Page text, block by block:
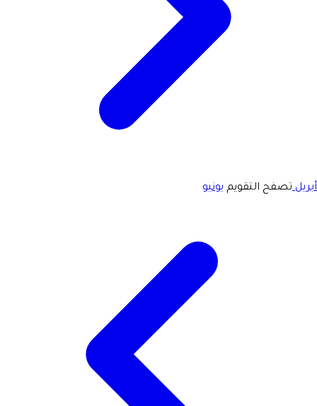
أبريلتصفح التقويم يونيو